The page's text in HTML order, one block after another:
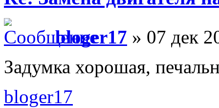
bloger17 » 07 дек
Задумка хорошая,
bloger17